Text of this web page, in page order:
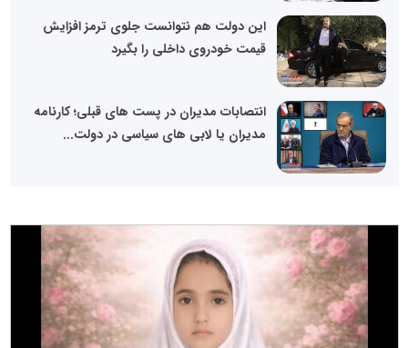
این دولت هم نتوانست جلوی ترمز افزایش
قیمت خودروی داخلی را بگیرد
انتصابات مدیران در پست های قبلی؛ کارنامه
مدیران یا لابی های سیاسی در دولت...